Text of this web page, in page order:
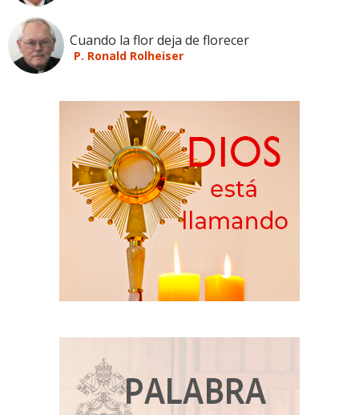
Cuando la flor deja de florecer
P. Ronald Rolheiser